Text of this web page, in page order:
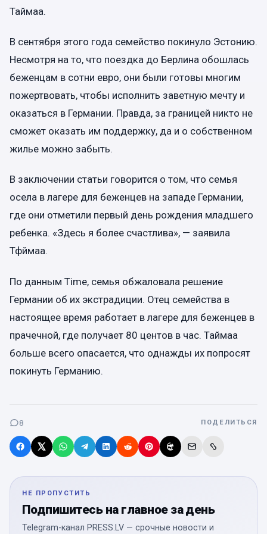
Таймаа.
В сентября этого года семейство покинуло Эстонию.
Несмотря на то, что поездка до Берлина обошлась
беженцам в сотни евро, они были готовы многим
пожертвовать, чтобы исполнить заветную мечту и
оказаться в Германии. Правда, за границей никто не
сможет оказать им поддержку, да и о собственном
жилье можно забыть.
В заключении статьи говорится о том, что семья
осела в лагере для беженцев на западе Германии,
где они отметили первый день рождения младшего
ребенка. «Здесь я более счастлива», — заявила
Тфймаа.
По данным Time, семья обжаловала решение
Германии об их экстрадиции. Отец семейства в
настоящее время работает в лагере для беженцев в
прачечной, где получает 80 центов в час. Таймаа
больше всего опасается, что однажды их попросят
покинуть Германию.
8 ПОДЕЛИТЬСЯ
НЕ ПРОПУСТИТЬ
Подпишитесь на главное за день
Telegram-канал PRESS.LV — срочные новости и